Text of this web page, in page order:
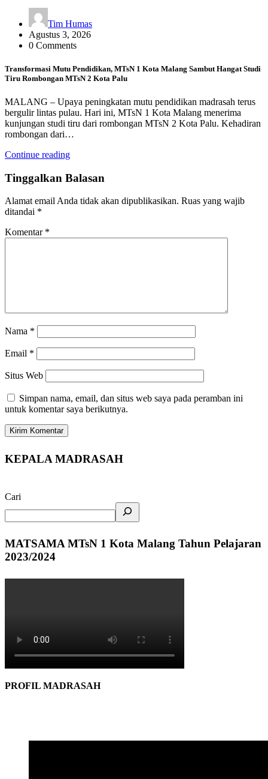
Tim Humas
Agustus 3, 2026
0 Comments
Transformasi Mutu Pendidikan, MTsN 1 Kota Malang Sambut Hangat Studi
Tiru Rombongan MTsN 2 Kota Palu
MALANG – Upaya peningkatan mutu pendidikan madrasah terus
bergulir lintas pulau. Hari ini, MTsN 1 Kota Malang menerima
kunjungan studi tiru dari rombongan MTsN 2 Kota Palu. Kehadiran
rombongan dari…
Continue reading
Tinggalkan Balasan
Alamat email Anda tidak akan dipublikasikan. Ruas yang wajib
ditandai *
Komentar *
Nama *
Email *
Situs Web
Simpan nama, email, dan situs web saya pada peramban ini
untuk komentar saya berikutnya.
KEPALA MADRASAH
Cari
MATSAMA MTsN 1 Kota Malang Tahun Pelajaran
2023/2024
PROFIL MADRASAH